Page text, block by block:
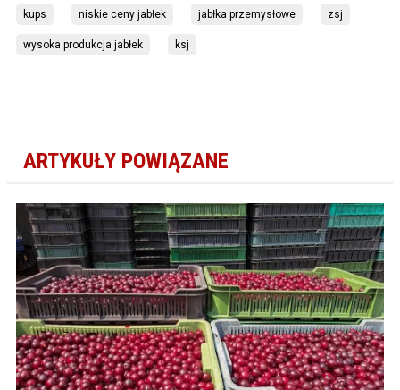
kups niskie ceny jabłek jabłka przemysłowe zsj
wysoka produkcja jabłek ksj
ARTYKUŁY POWIĄZANE